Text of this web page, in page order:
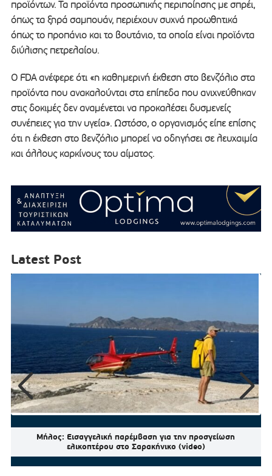
προϊόντων. Τα προϊόντα προσωπικής περιποίησης με σπρέι,
όπως τα ξηρά σαμπουάν, περιέχουν συχνά προωθητικά
όπως το προπάνιο και το βουτάνιο, τα οποία είναι προϊόντα
διύλισης πετρελαίου.
Ο FDA ανέφερε ότι «η καθημερινή έκθεση στο βενζόλιο στα
προϊόντα που ανακαλούνται στα επίπεδα που ανιχνεύθηκαν
στις δοκιμές δεν αναμένεται να προκαλέσει δυσμενείς
συνέπειες για την υγεία». Ωστόσο, ο οργανισμός είπε επίσης
ότι η έκθεση στο βενζόλιο μπορεί να οδηγήσει σε λευχαιμία
και άλλους καρκίνους του αίματος.
Latest Post
Μήλος: Εισαγγελική παρέμβαση για την προσγείωση
ελικοπτέρου στο Σαρακήνικο (video)